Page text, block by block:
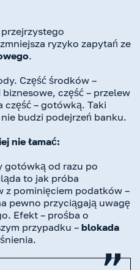
ryzyko zapytań ze
.
Część środków –
część – przelew
część – gotówką. Taki
budzi podejrzeń banku.
nie łamać:
gotówką od razu po
to jak próba
z pominięciem podatków –
pewno przyciągają uwagę
Efekt – prośba o
przypadku – blokada